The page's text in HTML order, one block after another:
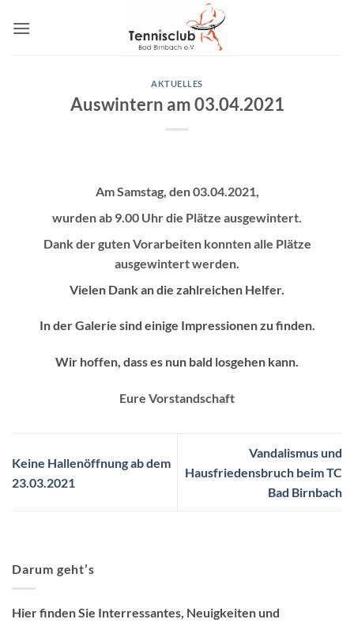
Inhalt
AKTUELLES
Auswintern am 03.04.2021
Am Samstag, den 03.04.2021,
wurden ab 9.00 Uhr die Plätze ausgewintert.
Dank der guten Vorarbeiten konnten alle Plätze
ausgewintert werden.
Vielen Dank an die zahlreichen Helfer.
In der Galerie sind einige Impressionen zu finden.
Wir hoffen, dass es nun bald losgehen kann.
Eure Vorstandschaft
Keine Hallenöffnung ab dem
23.03.2021
Vandalismus und
Hausfriedensbruch beim TC
Bad Birnbach
Darum geht’s
Hier finden Sie Interressantes, Neuigkeiten und